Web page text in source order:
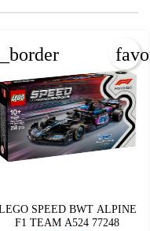
SPEED BWT ALPINE
F1 TEAM A524 77248